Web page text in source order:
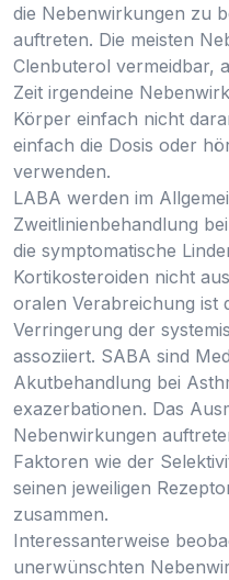
die Nebenwirkungen zu
auftreten. Die meisten
Clenbuterol vermeidbar,
Zeit irgendeine
Körper einfach nicht
einfach die Dosis oder
verwenden.
LABA werden im
Zweitlinienbehandlung
die symptomatische
Kortikosteroiden nicht
oralen Verabreichung ist
Verringerung der
assoziiert. SABA sind
Akutbehandlung bei
exazerbationen. Das
Nebenwirkungen
Faktoren wie der
seinen jeweiligen
zusammen.
Interessanterweise
unerwünschten